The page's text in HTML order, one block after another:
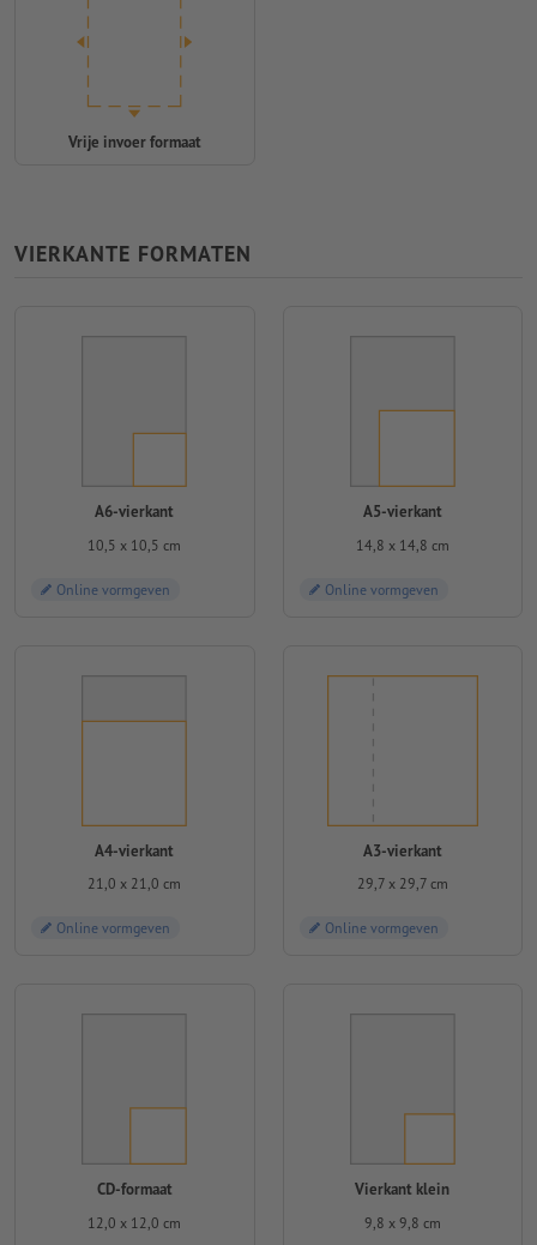
Vrije invoer formaat
VIERKANTE FORMATEN
A6-vierkant
10,5 x 10,5 cm
Online vormgeven
A5-vierkant
14,8 x 14,8 cm
Online vormgeven
A4-vierkant
21,0 x 21,0 cm
Online vormgeven
A3-vierkant
29,7 x 29,7 cm
Online vormgeven
CD-formaat
12,0 x 12,0 cm
Vierkant klein
9,8 x 9,8 cm